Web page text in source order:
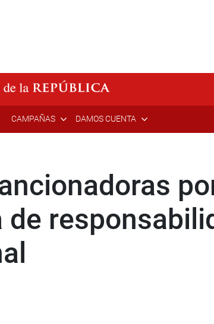
CAMPAÑAS DAMOS CUENTA